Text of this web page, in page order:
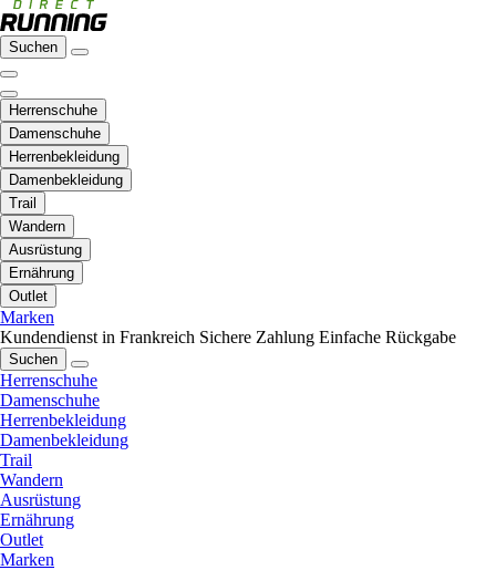
Suchen
Herrenschuhe
Damenschuhe
Herrenbekleidung
Damenbekleidung
Trail
Wandern
Ausrüstung
Ernährung
Outlet
Marken
Kundendienst in Frankreich Sichere Zahlung Einfache Rückgabe
Suchen
Herrenschuhe
Damenschuhe
Herrenbekleidung
Damenbekleidung
Trail
Wandern
Ausrüstung
Ernährung
Outlet
Marken